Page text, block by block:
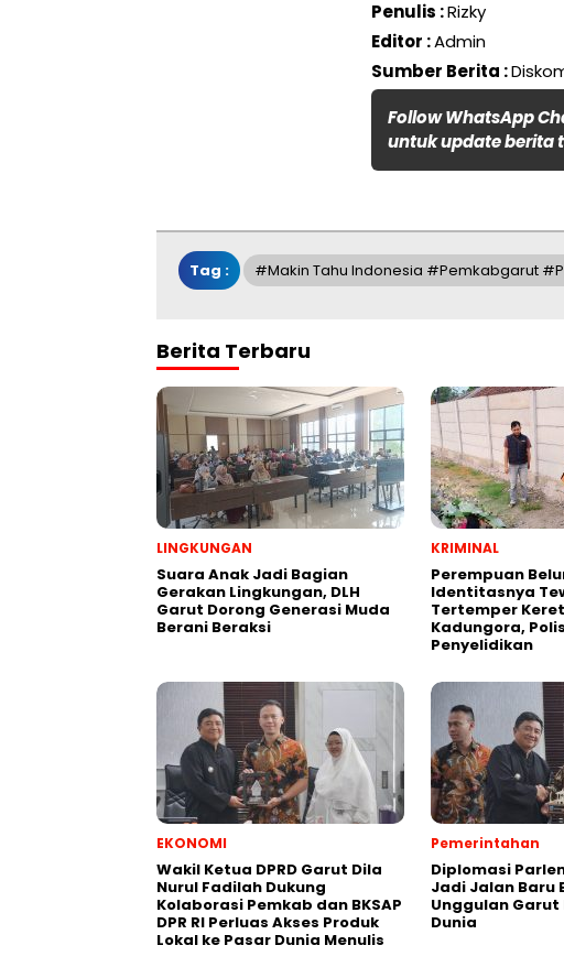
Penulis :Rizky
Editor :Admin
Sumber Berita :
Follow WhatsApp
untuk update berita
Tag : #Makin Tahu Indonesia #Pemkabgarut
Berita Terbaru
LINGKUNGAN
Suara Anak Jadi Bagian
Gerakan Lingkungan, DLH
Garut Dorong Generasi Muda
Berani Beraksi
KRIMINAL
Perempuan
Identitasnya
Tertemper
Kadungora,
Penyelidikan
EKONOMI
Wakil Ketua DPRD Garut Dila
Nurul Fadilah Dukung
Kolaborasi Pemkab dan BKSAP
DPR RI Perluas Akses Produk
Lokal ke Pasar Dunia Menulis
Pemerintahan
Diplomasi
Jadi Jalan Baru
Unggulan Garut
Dunia